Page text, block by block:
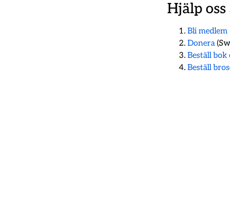
Hjälp
Bli medlem
Donera
Beställ bok
Beställ